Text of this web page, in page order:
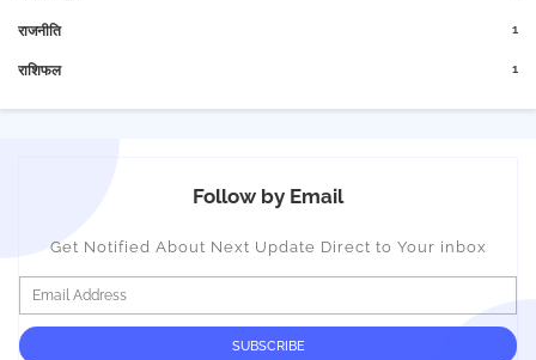
राजनीति 1
राशिफल 1
Follow by Email
Get Notified About Next Update Direct to Your inbox